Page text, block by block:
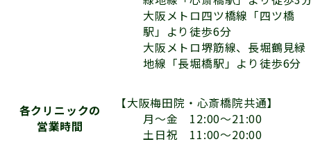
大阪メトロ四ツ橋線「四ツ橋
駅」より徒歩6分
大阪メトロ堺筋線、長堀鶴見緑
地線「長堀橋駅」より徒歩6分
各クリニックの
営業時間
【大阪梅田院・心斎橋院共通】
月〜金 12:00〜21:00
土日祝 11:00～20:00